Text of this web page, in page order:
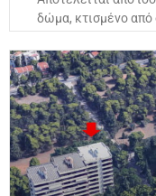
δώμα, κτισμένο από